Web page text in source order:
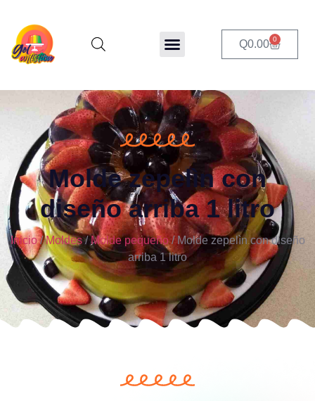
Q0.00 0
Molde zepelìn con
diseño arriba 1 litro
Inicio/Moldes/Molde pequeño/ Molde zepelìn con diseño
arriba 1 litro